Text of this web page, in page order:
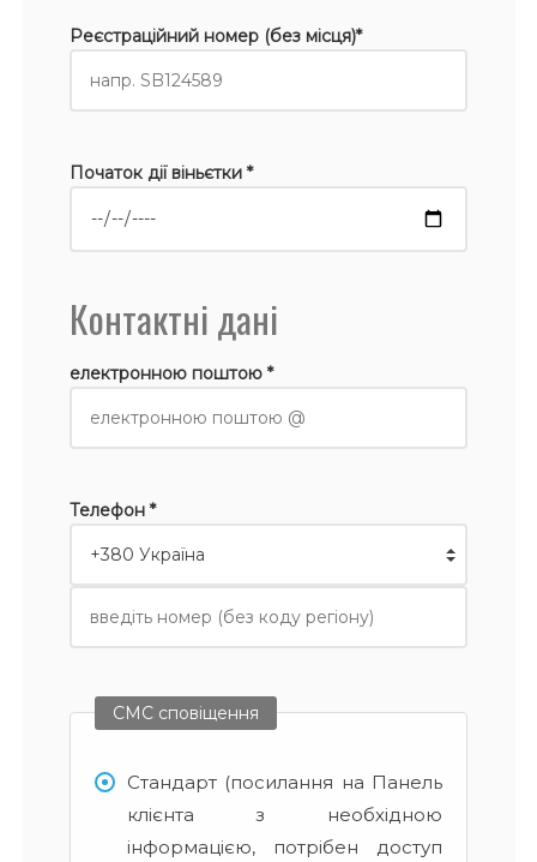
Реєстраційний номер (без місця)*
Початок дії віньєтки *
Контактні дані
електронною поштою *
Телефон *
СМС сповіщення
Стандарт (посилання на Панель
клієнта з необхідною
інформацією, потрібен доступ